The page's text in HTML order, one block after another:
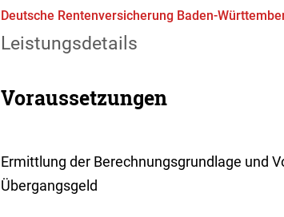
Deutsche Rentenversicherung Baden-
Leistungsdetails
Voraussetzungen
Ermittlung der Berechnungsgrundlage und
Übergangsgeld